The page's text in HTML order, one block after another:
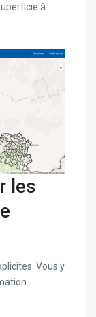
à
les
Vous y